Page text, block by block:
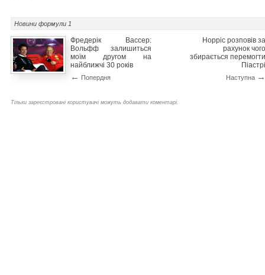
Новини формули 1
Фредерік Вассер:
Вольфф залишиться
моїм другом на
найближчі 30 років
← Попердня
Норріс розповів за
рахунок чого
збирається перемогти
Піастрі
Наступна →
Тільки зареєстровані користувачі можуть додавати коментарі.